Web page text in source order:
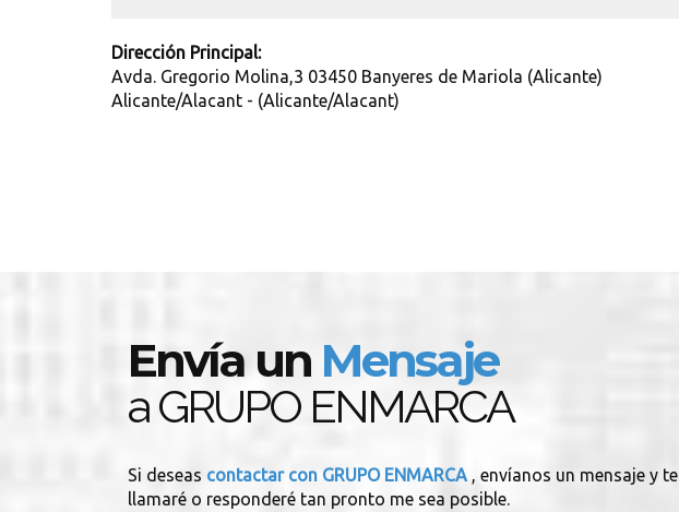
Dirección Principal:
Avda. Gregorio Molina,3 03450 Banyeres de Mariola (Alicante)
Alicante/Alacant - (Alicante/Alacant)
Envía un Mensaje
a GRUPO ENMARCA
Si deseas contactar con GRUPO ENMARCA , envíanos un mensaje y te
llamaré o responderé tan pronto me sea posible.